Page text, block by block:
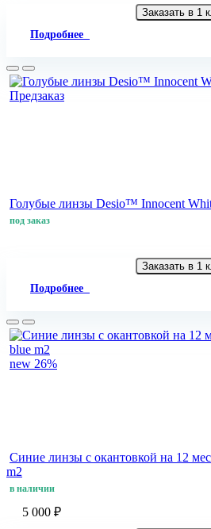
Заказать в 1
Подробнее
Предзаказ
Голубые линзы Desio™ Innocent
под заказ
Заказать в 1
Подробнее
new 26%
Синие линзы c окантовкой на 12
m2
в наличии
5 000 ₽